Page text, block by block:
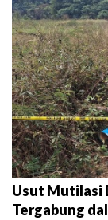
Usut Mutilasi
Tergabung